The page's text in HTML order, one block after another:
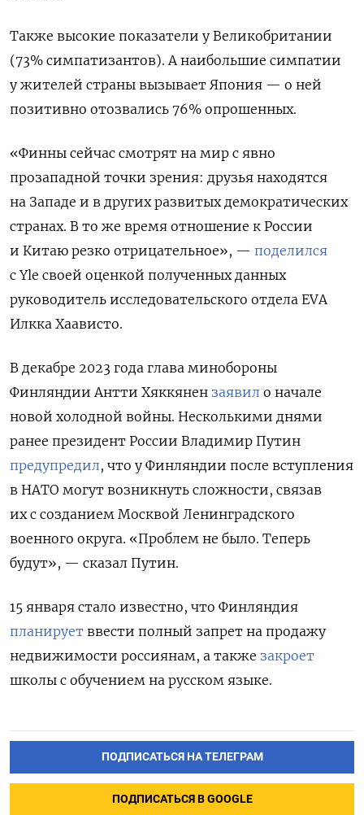
Также высокие показатели у Великобритании
(73% симпатизантов). А наибольшие симпатии
у жителей страны вызывает Япония — о ней
позитивно отозвались 76% опрошенных.
«Финны сейчас смотрят на мир с явно
прозападной точки зрения: друзья находятся
на Западе и в других развитых демократических
странах. В то же время отношение к России
и Китаю резко отрицательное», — поделился
с Yle своей оценкой полученных данных
руководитель исследовательского отдела EVA
Илкка Хаависто.
В декабре 2023 года глава минобороны
Финляндии Антти Хяккянен заявил о начале
новой холодной войны. Несколькими днями
ранее президент России Владимир Путин
предупредил, что у Финляндии после вступления
в НАТО могут возникнуть сложности, связав
их с созданием Москвой Ленинградского
военного округа. «Проблем не было. Теперь
будут», — сказал Путин.
15 января стало известно, что Финляндия
планирует ввести полный запрет на продажу
недвижимости россиянам, а также закроет
школы с обучением на русском языке.
ПОДПИСАТЬСЯ НА ТЕЛЕГРАМ
ПОДПИСАТЬСЯ В GOOGLE